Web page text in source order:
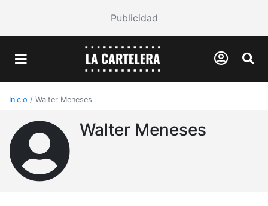
Publicidad
Inicio / Walter Meneses
Walter Meneses